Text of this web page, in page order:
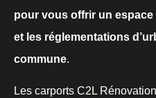
pour vous offrir un
et les réglementations
commune.
Les carports C2L